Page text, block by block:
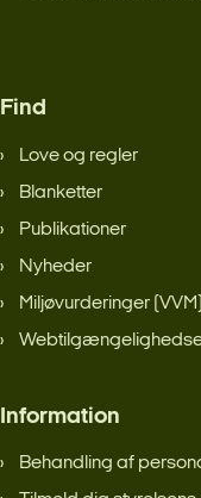
Find
Love og regler
Blanketter
Publikationer
Nyheder
Miljøvurderinger (VVM)
Information
Behandling af